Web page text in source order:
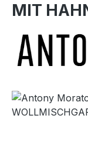
MIT
Bildergalerie